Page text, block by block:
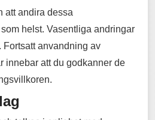
att andira dessa
helst. Vasentliga andringar
anvandning av
innebar att du godkanner de